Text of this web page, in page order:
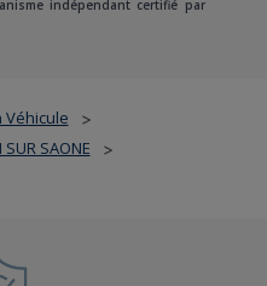
Véhicule >
SUR SAONE >
indépendant certifié par